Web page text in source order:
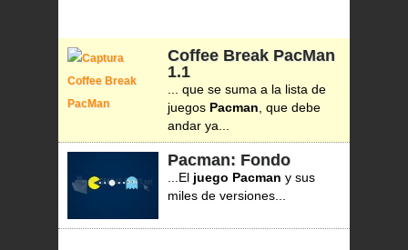
Coffee Break PacMan
1.1
... que se suma a la lista de
juegos Pacman , que debe
andar ya...
Pacman: Fondo
...El juego Pacman y sus
miles de versiones...